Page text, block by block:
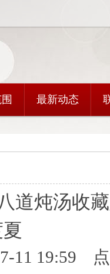
最新动态
道炖汤收
11 19:59